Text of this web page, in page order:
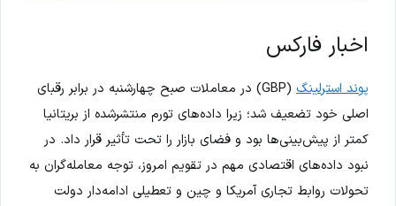
اخبار فارکس
پوند استرلینگ
(GBP) در معاملات صبح چهارشنبه در برابر رقبای
اصلی خود تضعیف شد؛ زیرا داده‌های تورم منتشرشده از بریتانیا
کمتر از پیش‌بینی‌ها بود و فضای بازار را تحت تأثیر قرار داد. در
نبود داده‌های اقتصادی مهم در تقویم امروز، توجه معامله‌گران به
تحولات روابط تجاری آمریکا و چین و تعطیلی ادامه‌دار دولت